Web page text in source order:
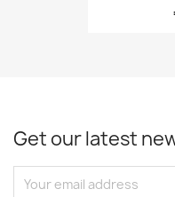
Get our latest